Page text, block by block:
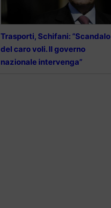
Trasporti, Schifani: “Scandalo
del caro voli. Il governo
nazionale intervenga”